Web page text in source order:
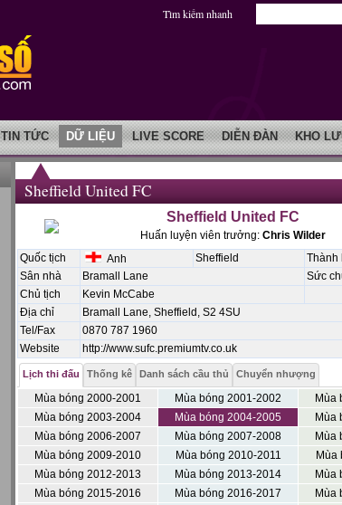
Tìm kiếm nhanh
TIN TỨC DỮ LIỆU LIVE SCORE DIỄN ĐÀN KHO
Sheffield United FC
Sheffield United FC
Huấn luyện viên trưởng: Chris Wilder
Quốc tịch
Anh Sheffield Thành
Sân nhà
Bramall Lane Sức
Chủ tịch
Kevin McCabe
Địa chỉ
Bramall Lane, Sheffield, S2 4SU
Tel/Fax
0870 787 1960
Website
http://www.sufc.premiumtv.co.uk
Lịch thi đấu Thống kê Danh sách cầu thủ Chuyển nhượng
Mùa bóng 2000-2001 Mùa bóng 2001-2002
Mùa
Mùa bóng 2003-2004
Mùa bóng 2004-2005
Mùa
Mùa bóng 2006-2007
Mùa bóng 2007-2008
Mùa
Mùa bóng 2009-2010
Mùa bóng 2010-2011
Mùa
Mùa bóng 2012-2013
Mùa bóng 2013-2014
Mùa
Mùa bóng 2015-2016
Mùa bóng 2016-2017
Mùa